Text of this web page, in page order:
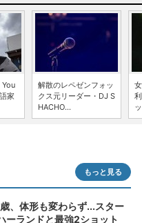
You
家
解散のレペゼンフォッ
クス元リーダー・DJ S
HACHO...
もっと見る
、体形も変わらず...スター
ランドと最強2ショット